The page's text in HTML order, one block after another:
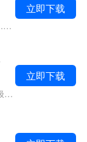
《八荒主宰传世》是根据经典1.76版本制作的传奇游戏，拥有正版授权，保留了玩家们喜欢的战法道三职业和经典的打怪爆装玩法，加入了打金兑钻，免费会员等超多全新元素、自由PK、攻占沙城、特色系统等超多玩法应有尽有，高清化游...
立即下载
凡人修仙传人界篇国服是一款极具特色的国风修仙MMO手游。道法万千，皆可成仙！原著正版授权，一亿凡人用户十年期待，2023年度3D国风修仙MMO手游巨作《凡人修仙传：人界篇》已然上线，诚邀道友一同在修仙大世界御剑飞仙！【仙界奇...
立即下载